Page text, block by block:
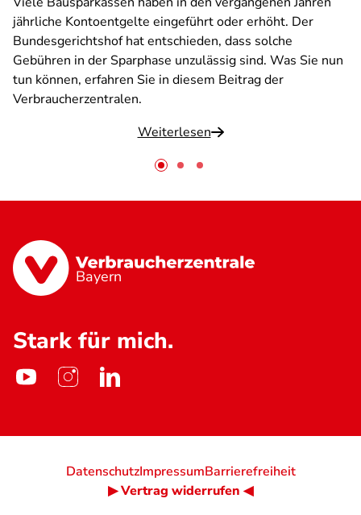
jährliche Kontoentgelte eingeführt oder erhöht. Der
Bundesgerichtshof hat entschieden, dass solche
Gebühren in der Sparphase unzulässig sind. Was Sie nun
tun können, erfahren Sie in diesem Beitrag der
Verbraucherzentralen.
Weiterlesen
Bayern
Stark für mich.
DatenschutzImpressumBarrierefreiheit
▶ Vertrag widerrufen ◀